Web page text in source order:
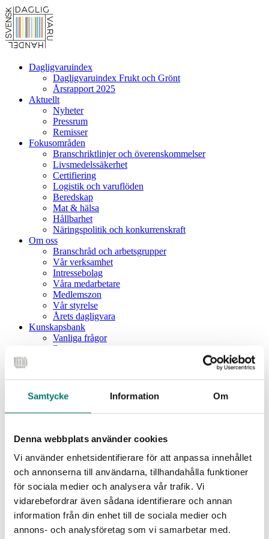
Samtycke Information Om
Denna webbplats använder cookies
Vi använder enhetsidentifierare för att anpassa innehållet
och annonserna till användarna, tillhandahålla funktioner
för sociala medier och analysera vår trafik. Vi
vidarebefordrar även sådana identifierare och annan
information från din enhet till de sociala medier och
annons- och analysföretag som vi samarbetar med.
Dagligvaruindex
Dagligvaruindex Frukt och Grönt
Årsrapport 2025
Aktuellt
Nyheter
Pressrum
Remisser
Fokusområden
Branschriktlinjer och överenskommelser
Livsmedelssäkerhet
Certifiering
Logistik och varuflöden
Beredskap
Mat & hälsa
Hållbarhet
Näringspolitik och konkurrenskraft
Om oss
Branschråd och arbetsgrupper
Vår verksamhet
Intressebolag
Våra medarbetare
Medlemszon
Vår styrelse
Årets dagligvara
Kunskapsbank
Vanliga frågor
Rapporter
Moms på livsmedel
Dagligvaruindex Frukt och Grönt
Årsrapport 2025
Aktuellt
Nyheter
Pressrum
Remisser
Fokusområden
Branschriktlinjer och överenskommelser
Livsmedelssäkerhet